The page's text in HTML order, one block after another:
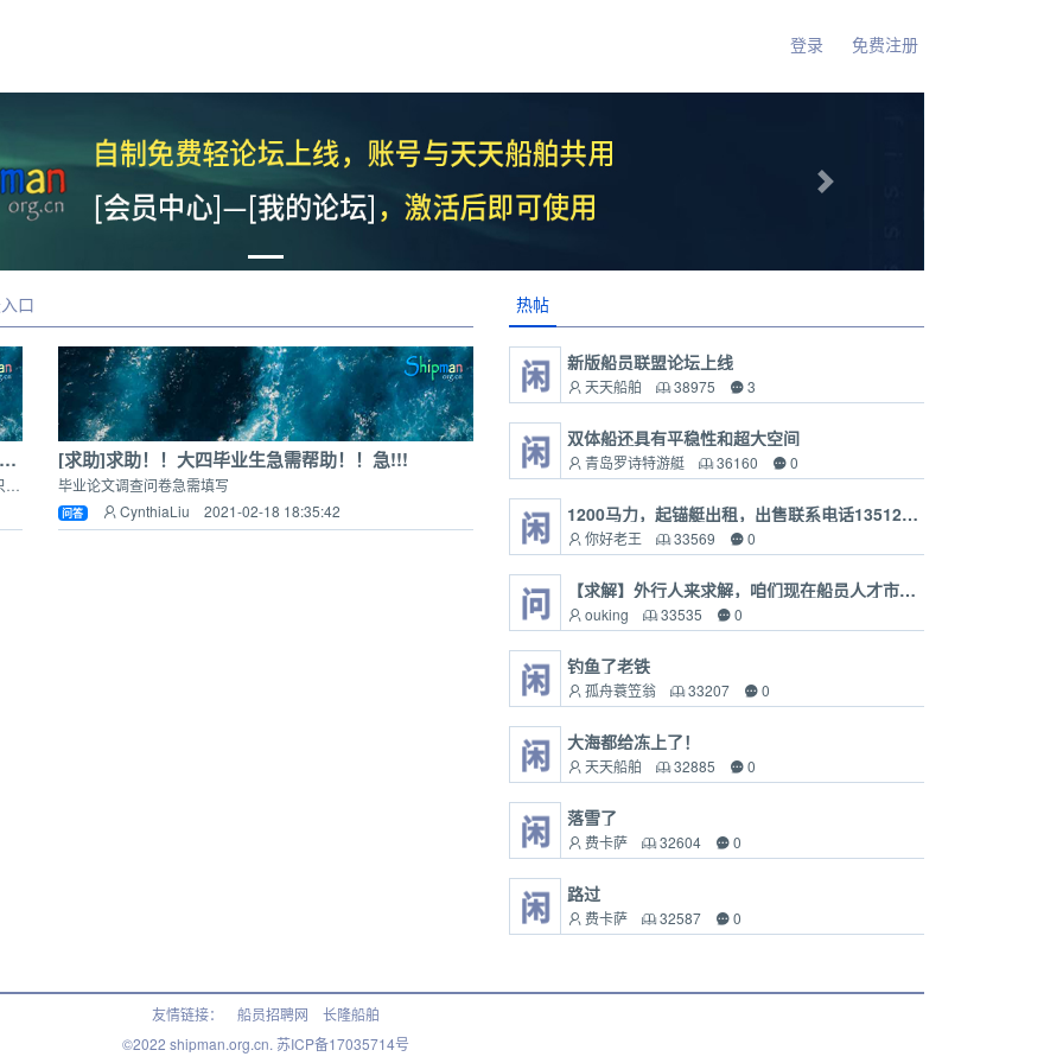
登录 免费注册
Next
口
【求解】外行人来求解，咱们现在船员人才市场有像BOSS直聘、拉勾网这样的人才平台么？
想要了解调研一下现在船长船员们是否固定服务一个公司的船只，还是都是达到认证条件后是自由选择的？谢谢~
[求助]求助！！大四毕业生急需帮助！！急!!!
毕业论文调查问卷急需填写
问答 CynthiaLiu 2021-02-18 18:35:42
热帖
新版船员联盟论坛上线
天天船舶 38975 3
双体船还具有平稳性和超大空间
青岛罗诗特游艇 36160 0
1200马力，起锚艇出租，出售联系电话13512818132
你好老王 33569 0
【求解】外行人来求解，咱们现在船员人才市场有像BOSS直聘、拉勾网这样的人才平台么？
ouking 33535 0
钓鱼了老铁
孤舟蓑笠翁 33207 0
大海都给冻上了！
天天船舶 32885 0
落雪了
费卡萨 32604 0
路过
费卡萨 32587 0
友情链接： 船员招聘网
长隆船舶
©2022 shipman.org.cn. 苏ICP备17035714号